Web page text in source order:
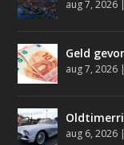
aug 7, 2026
Geld
aug 7, 2026
aug 6, 2026 |